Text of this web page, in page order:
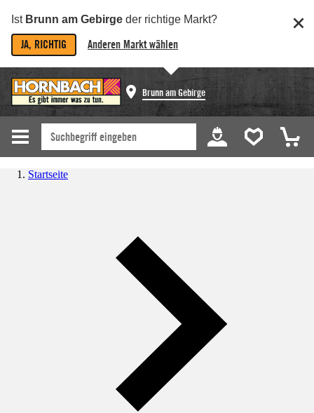
Ist Brunn am Gebirge der richtige Markt?
JA, RICHTIG Anderen Markt wählen
Brunn am Gebirge
Startseite